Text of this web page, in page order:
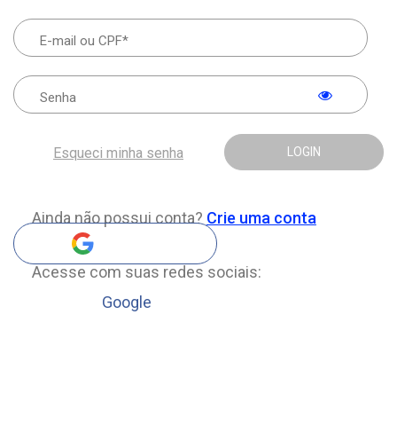
LOGIN
Esqueci minha senha
Ainda não possui conta? Crie uma conta
Acesse com suas redes sociais:
Google